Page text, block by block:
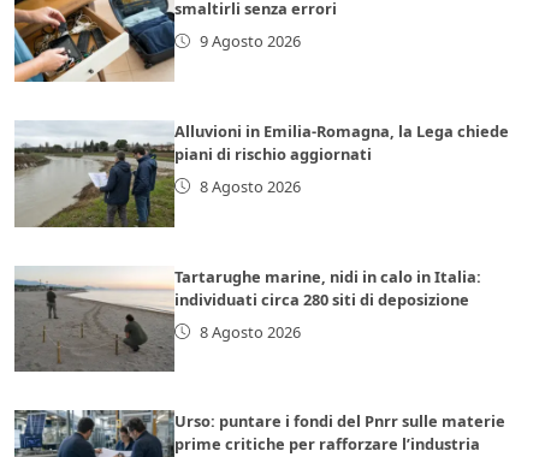
smaltirli senza errori
9 Agosto 2026
Alluvioni in Emilia-Romagna, la Lega chiede
piani di rischio aggiornati
8 Agosto 2026
Tartarughe marine, nidi in calo in Italia:
individuati circa 280 siti di deposizione
8 Agosto 2026
Urso: puntare i fondi del Pnrr sulle materie
prime critiche per rafforzare l’industria